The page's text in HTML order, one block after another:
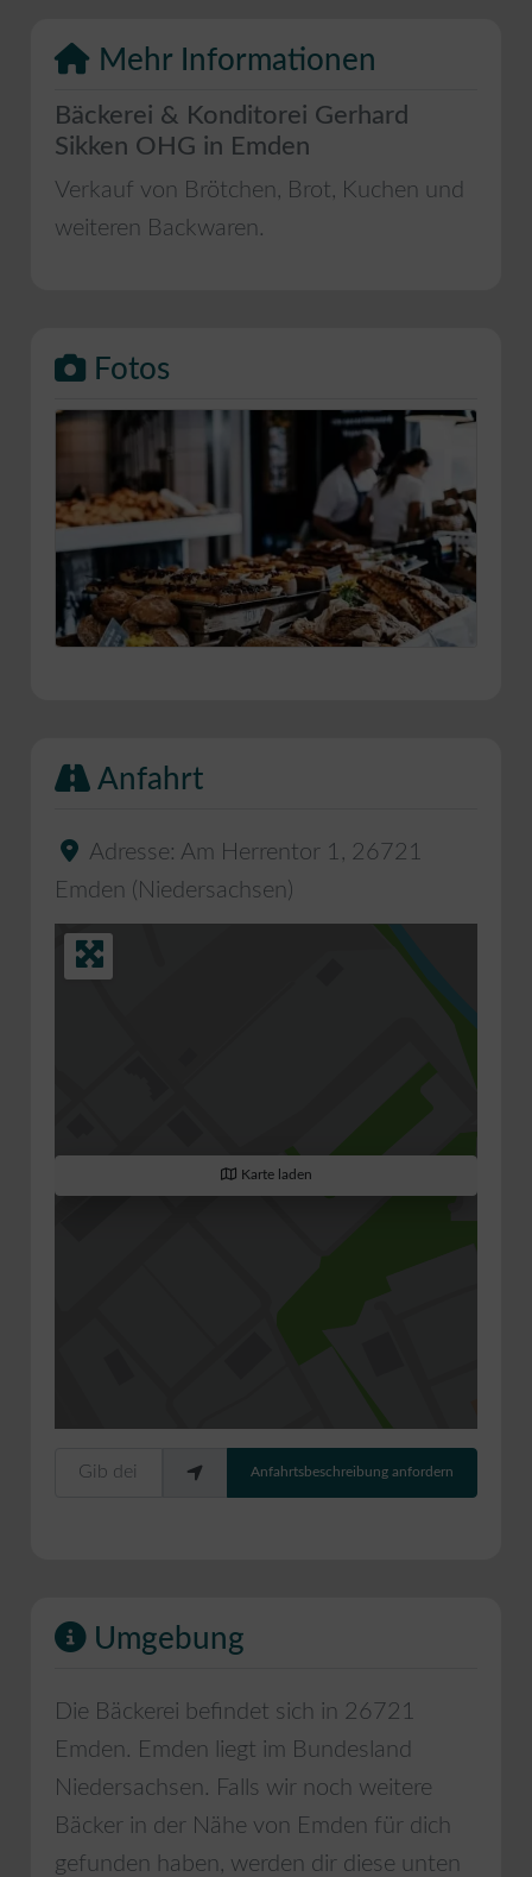
Mehr Informationen
Bäckerei & Konditorei Gerhard
Sikken OHG in Emden
Verkauf von Brötchen, Brot, Kuchen und
weiteren Backwaren.
Fotos
Anfahrt
Adresse: Am Herrentor 1 , 26721
Emden ( Niedersachsen)
Karte laden
Gib deinen Standort ein.
Anfahrtsbeschreibung anfordern
Umgebung
Die Bäckerei befindet sich in 26721
Emden . Emden liegt im Bundesland
Niedersachsen . Falls wir noch weitere
Bäcker in der Nähe von Emden für dich
gefunden haben, werden dir diese unten